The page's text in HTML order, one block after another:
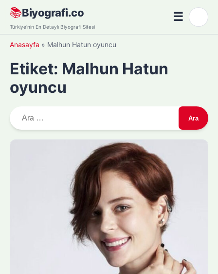
Skip
content
📚Biyografi.co
Türkiye'nin En Detaylı Biyografi Sitesi
☰Menü
Anasayfa » Malhun Hatun oyuncu
Etiket: Malhun Hatun
oyuncu
r